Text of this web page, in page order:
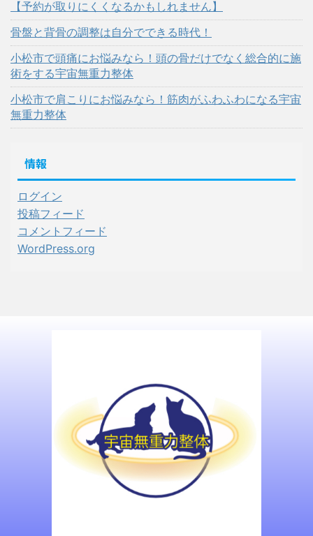
【予約が取りにくくなるかもしれません】
骨盤と背骨の調整は自分でできる時代！
小松市で頭痛にお悩みなら！頭の骨だけでなく総合的に施
術をする宇宙無重力整体
小松市で肩こりにお悩みなら！筋肉がふわふわになる宇宙
無重力整体
情報
ログイン
投稿フィード
コメントフィード
WordPress.org